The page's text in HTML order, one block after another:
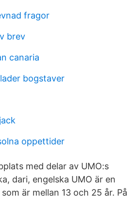
fragor
brev
canaria
bogstaver
oppettider
med delar av UMO:s
dari, engelska UMO är en
är mellan 13 och 25 år. På